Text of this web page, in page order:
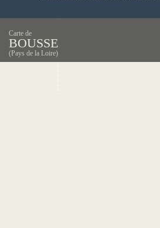
Carte de
BOUSSE
(Pays de la Loire)